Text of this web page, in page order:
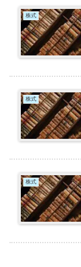
株式
株式
株式